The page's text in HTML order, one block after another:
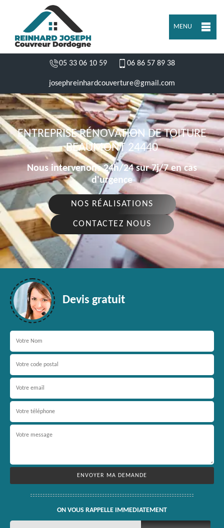
MENU
05 33 06 10 59 06 86 57 89 38
josephreinhardcouverture@gmail.com
ENTREPRISE RÉNOVATION DE TOITURE
BEAUMONT 24440
Nous intervenons 24h/24 sur 7j/7 en cas
d'urgence
NOS RÉALISATIONS
CONTACTEZ NOUS
Devis gratuit
ON VOUS RAPPELLE IMMEDIATEMENT